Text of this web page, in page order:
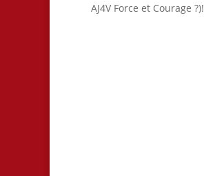
AJ4V Force et Courage ?)!